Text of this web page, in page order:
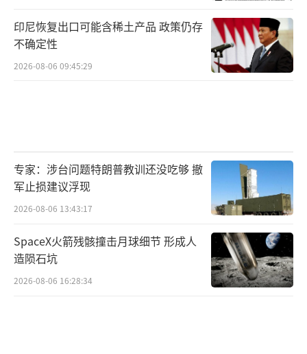
印尼恢复出口可能含稀土产品 政策仍存
不确定性
2026-08-06 09:45:29
专家：涉台问题特朗普教训还没吃够 撤
军止损建议浮现
2026-08-06 13:43:17
SpaceX火箭残骸撞击月球细节 形成人
造陨石坑
2026-08-06 16:28:34